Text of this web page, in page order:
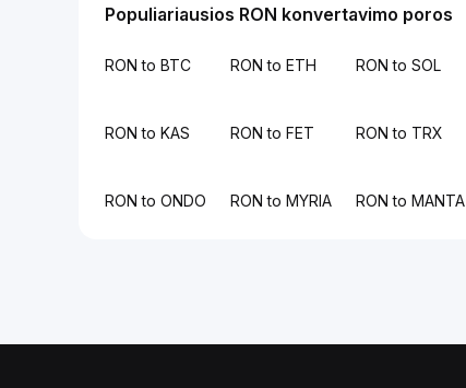
Populiariausios RON konvertavimo poros
RON to BTC RON to ETH RON to SOL
RON to KAS RON to FET RON to TRX
RON to ONDO RON to MYRIA RON to MANTA